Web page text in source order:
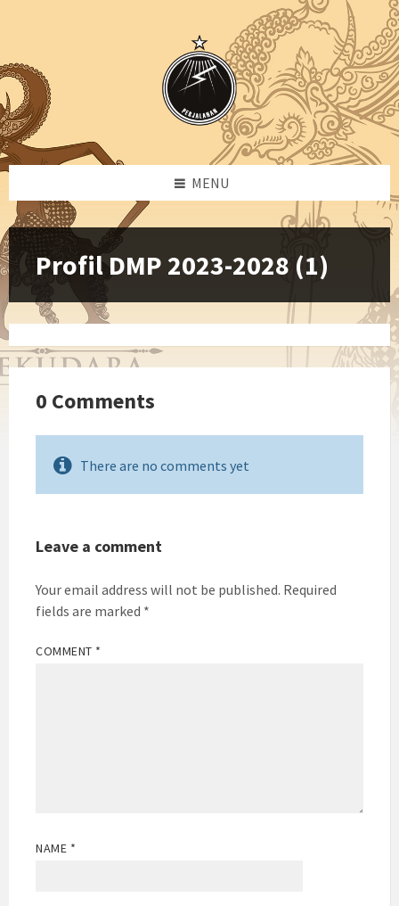
MENU
Profil DMP 2023-2028 (1)
0 Comments
There are no comments yet
Leave a comment
Your email address will not be published. Required
fields are marked *
COMMENT *
NAME *